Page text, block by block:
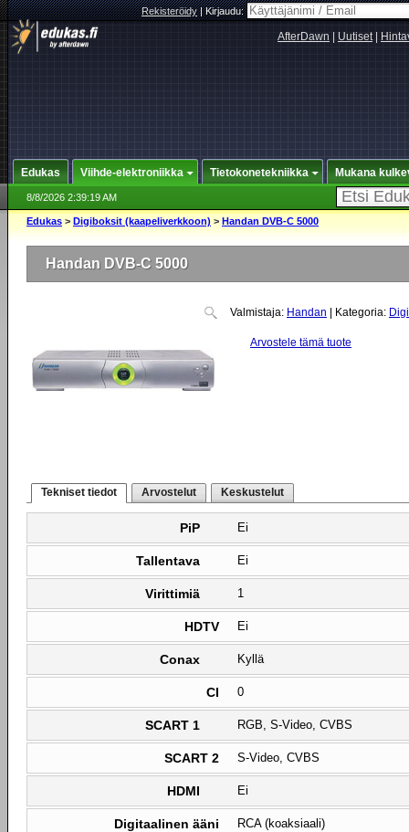
Rekisteröidy|Kirjaudu:
AfterDawn Uutiset|
Edukas Viihde-elektroniikka Tietokonetekniikka Mukana
8/8/2026 2:39:19 AM
Edukas > Digiboksit (kaapeliverkkoon) > Handan DVB-C 5000
Handan DVB-C 5000
Valmistaja: Handan | Kategoria:
Arvostele tämä tuote
Tekniset tiedot Arvostelut Keskustelut
PiP Ei
Tallentava Ei
Virittimiä 1
HDTV Ei
Conax Kyllä
CI 0
SCART 1 RGB, S-Video, CVBS
SCART 2 S-Video, CVBS
HDMI Ei
Digitaalinen ääni RCA (koaksiaali)